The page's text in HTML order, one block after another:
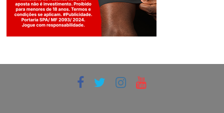
Jogue com responsabilidade. 18+